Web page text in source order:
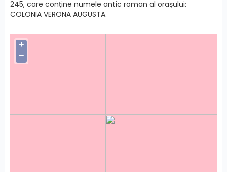
245, care conține numele antic roman al orașului:
COLONIA VERONA AUGUSTA.
+
−